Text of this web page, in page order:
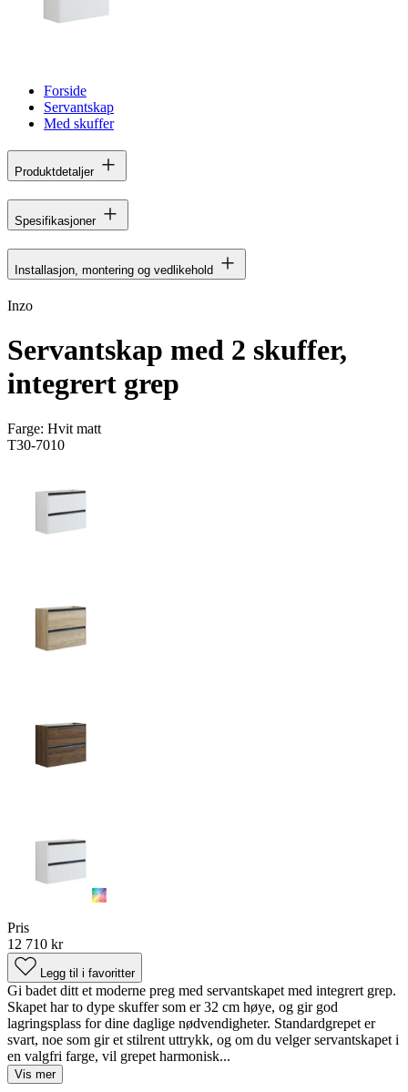
Forside
Servantskap
Med skuffer
Produktdetaljer
Spesifikasjoner
Installasjon, montering og vedlikehold
Inzo
Servantskap med 2 skuffer,
integrert grep
Farge: Hvit matt
T30-7010
Pris
12 710 kr
Legg til i favoritter
Gi badet ditt et moderne preg med servantskapet med integrert grep.
Skapet har to dype skuffer som er 32 cm høye, og gir god
lagringsplass for dine daglige nødvendigheter. Standardgrepet er
svart, noe som gir et stilrent uttrykk, og om du velger servantskapet i
en valgfri farge, vil grepet harmonisk...
Vis mer